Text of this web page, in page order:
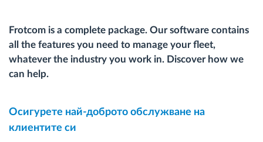
Frotcom is a complete package. Our software contains
all the features you need to manage your fleet,
whatever the industry you work in. Discover how we
can help.
Осигурете най-доброто обслужване на
клиентите си